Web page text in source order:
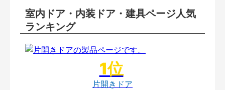
室内ドア・内装ドア・建具ページ人気
ランキング
片開きドア